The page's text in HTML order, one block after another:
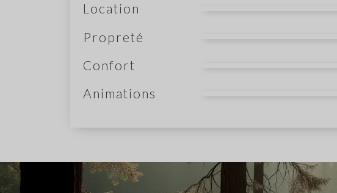
Location
Propreté
Confort
Animations